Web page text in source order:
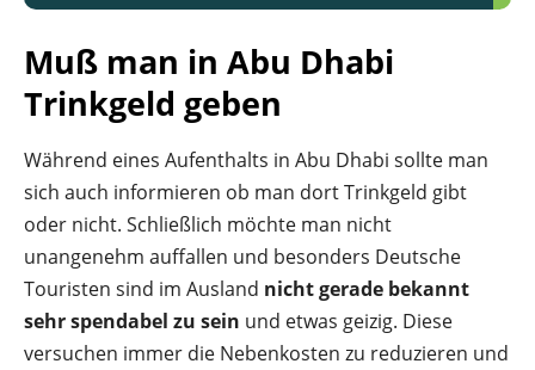
Muß man in Abu Dhabi
Trinkgeld geben
Während eines Aufenthalts in Abu Dhabi sollte man
sich auch informieren ob man dort Trinkgeld gibt
oder nicht. Schließlich möchte man nicht
unangenehm auffallen und besonders Deutsche
Touristen sind im Ausland nicht gerade bekannt
sehr spendabel zu sein und etwas geizig. Diese
versuchen immer die Nebenkosten zu reduzieren und